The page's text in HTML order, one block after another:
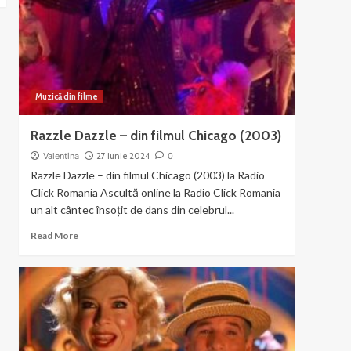
dans
din
Chicago
Muzică din filme
Razzle Dazzle – din filmul Chicago (2003)
Valentina 27 iunie 2024 0
Razzle Dazzle – din filmul Chicago (2003) la Radio
Click Romania Ascultă online la Radio Click Romania
un alt cântec însoțit de dans din celebrul...
Read MoreRead
Razzle
Dazzle
–
din
filmul